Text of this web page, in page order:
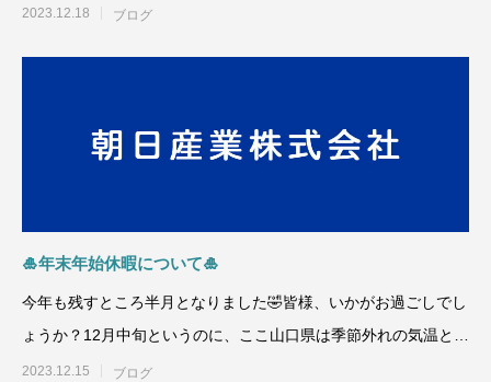
んのお住いの地域で
2023.12.18 ブログ
🎍年末年始休暇について🎍
今年も残すところ半月となりました🤣皆様、いかがお過ごしでし
ょうか？12月中旬というのに、ここ山口県は季節外れの気温とな
っておりますが、
2023.12.15 ブログ